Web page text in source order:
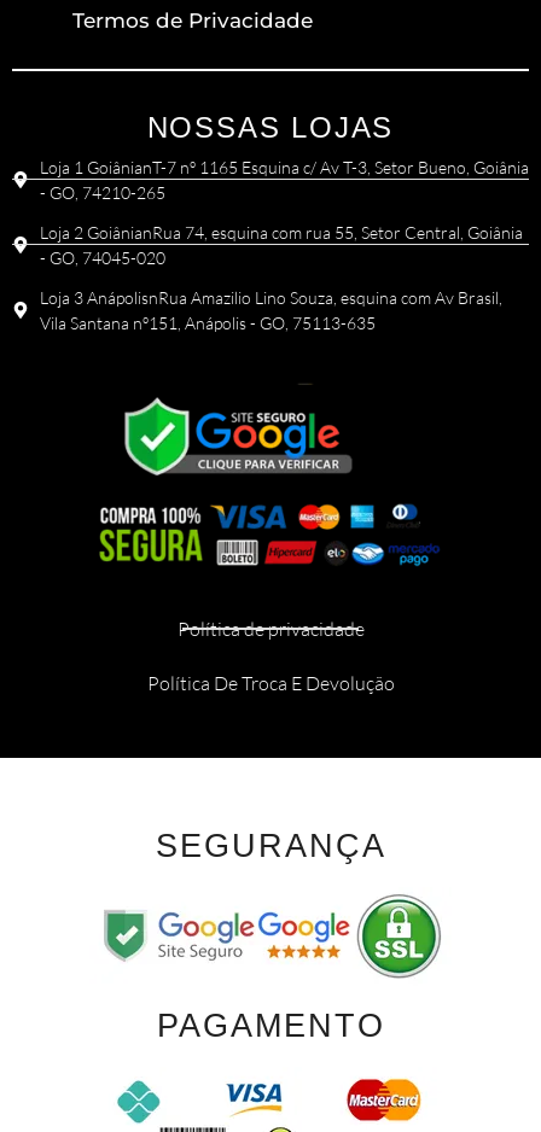
Termos de Privacidade
NOSSAS LOJAS
Loja 1 GoiânianT-7 nº 1165 Esquina c/ Av T-3, Setor Bueno, Goiânia
- GO, 74210-265
Loja 2 GoiânianRua 74, esquina com rua 55, Setor Central, Goiânia
- GO, 74045-020
Loja 3 AnápolisnRua Amazilio Lino Souza, esquina com Av Brasil,
Vila Santana nº151, Anápolis - GO, 75113-635
Política de privacidade
Política De Troca E Devolução
SEGURANÇA
PAGAMENTO